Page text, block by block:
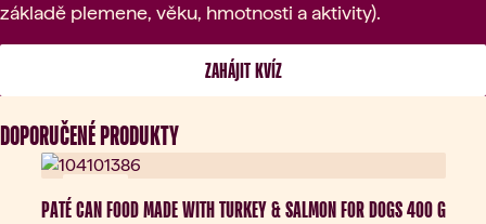
základě plemene, věku, hmotnosti a aktivity).
ZAHÁJIT KVÍZ
DOPORUČENÉ PRODUKTY
PATÉ CAN FOOD MADE WITH TURKEY & SALMON FOR DOGS 400 G